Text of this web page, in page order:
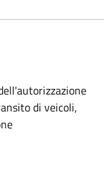
di veicoli,